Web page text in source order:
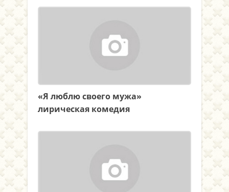
«Я люблю своего мужа»
лирическая комедия